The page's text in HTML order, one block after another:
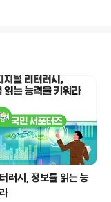
러시, 정보를 읽는 능